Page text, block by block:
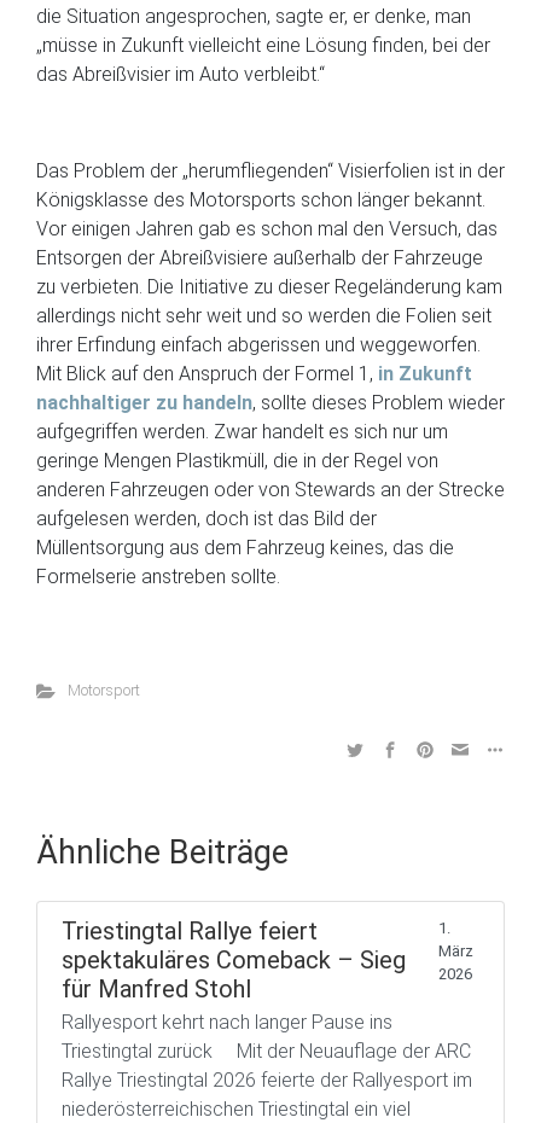
die Situation angesprochen, sagte er, er denke, man
„müsse in Zukunft vielleicht eine Lösung finden, bei der
das Abreißvisier im Auto verbleibt.“
Das Problem der „herumfliegenden“ Visierfolien ist in der
Königsklasse des Motorsports schon länger bekannt.
Vor einigen Jahren gab es schon mal den Versuch, das
Entsorgen der Abreißvisiere außerhalb der Fahrzeuge
zu verbieten. Die Initiative zu dieser Regeländerung kam
allerdings nicht sehr weit und so werden die Folien seit
ihrer Erfindung einfach abgerissen und weggeworfen.
Mit Blick auf den Anspruch der Formel 1, in Zukunft
nachhaltiger zu handeln, sollte dieses Problem wieder
aufgegriffen werden. Zwar handelt es sich nur um
geringe Mengen Plastikmüll, die in der Regel von
anderen Fahrzeugen oder von Stewards an der Strecke
aufgelesen werden, doch ist das Bild der
Müllentsorgung aus dem Fahrzeug keines, das die
Formelserie anstreben sollte.
Motorsport
Ähnliche Beiträge
Triestingtal Rallye feiert
spektakuläres Comeback – Sieg
für Manfred Stohl
1.
März
2026
Rallyesport kehrt nach langer Pause ins
Triestingtal zurück Mit der Neuauflage der ARC
Rallye Triestingtal 2026 feierte der Rallyesport im
niederösterreichischen Triestingtal ein viel